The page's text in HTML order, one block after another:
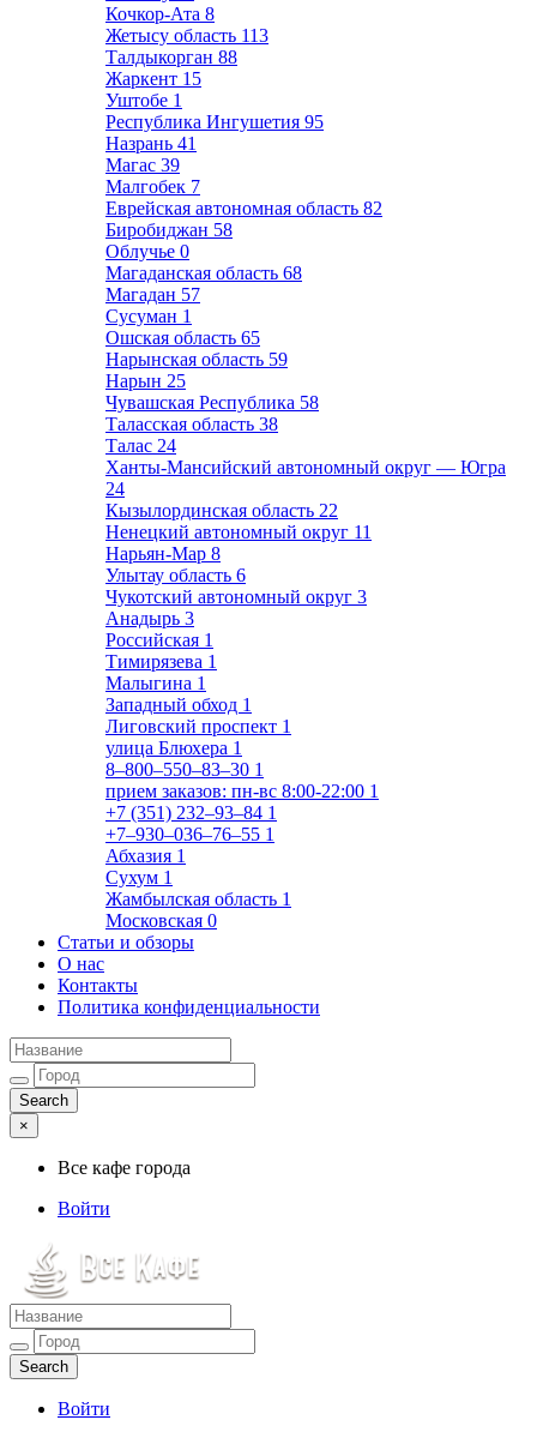
Кочкор-Ата 8
Жетысу область 113
Талдыкорган 88
Жаркент 15
Уштобе 1
Республика Ингушетия 95
Назрань 41
Магас 39
Малгобек 7
Еврейская автономная область 82
Биробиджан 58
Облучье 0
Магаданская область 68
Магадан 57
Сусуман 1
Ошская область 65
Нарынская область 59
Нарын 25
Чувашская Республика 58
Таласская область 38
Талас 24
Ханты-Мансийский автономный округ — Югра
24
Кызылординская область 22
Ненецкий автономный округ 11
Нарьян-Мар 8
Улытау область 6
Чукотский автономный округ 3
Анадырь 3
Российская 1
Тимирязева 1
Малыгина 1
Западный обход 1
Лиговский проспект 1
улица Блюхера 1
8‒800‒550‒83‒30 1
прием заказов: пн-вс 8:00-22:00 1
+7 (351) 232‒93‒84 1
+7‒930‒036‒76‒55 1
Абхазия 1
Сухум 1
Жамбылская область 1
Московская 0
Статьи и обзоры
О нас
Контакты
Политика конфиденциальности
×
Все кафе города
Войти
Все кафе города
Каталог хороших кафе
Войти